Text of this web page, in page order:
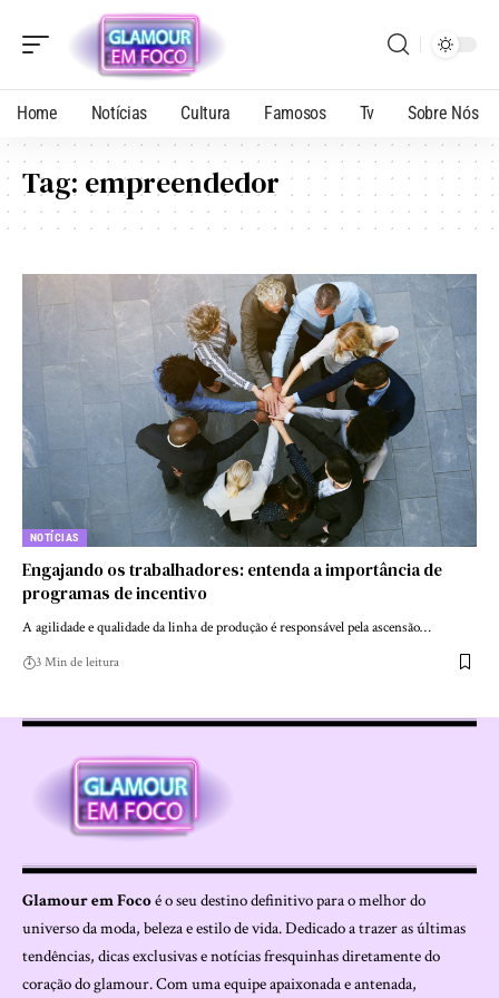
Home Notícias Cultura Famosos Tv Sobre Nós
Tag: empreendedor
NOTÍCIAS
Engajando os trabalhadores: entenda a importância de
programas de incentivo
A agilidade e qualidade da linha de produção é responsável pela ascensão…
3 Min de leitura
Glamour em Focoé o seu destino definitivo para o melhor do
universo da moda, beleza e estilo de vida. Dedicado a trazer as últimas
tendências, dicas exclusivas e notícias fresquinhas diretamente do
coração do glamour. Com uma equipe apaixonada e antenada,